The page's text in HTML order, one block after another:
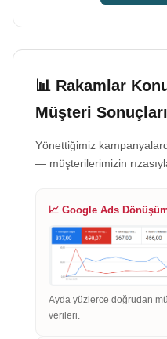
📊 Rakamlar
Müşteri Sonuçları
Yönettiğimiz
— müşterilerimizin
📈 Google Ads
Ayda yüzlerce doğrudan
verileri.